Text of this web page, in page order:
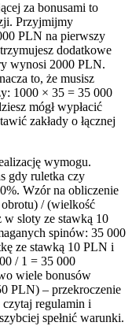
za bonusami to
Przyjmijmy
PLN na pierwszy
dodatkowe
wynosi 2000 PLN.
to, że musisz
1000 × 35 = 35 000
mógł wypłacić
zakłady o łącznej
wymogu.
gdy ruletka czy
Wzór na obliczenie
/ (wielkość
w sloty ze stawką 10
spinów: 35 000
ze stawką 10 PLN i
/ 1 = 35 000
wiele bonusów
PLN) – przekroczenie
czytaj regulamin i
spełnić warunki.